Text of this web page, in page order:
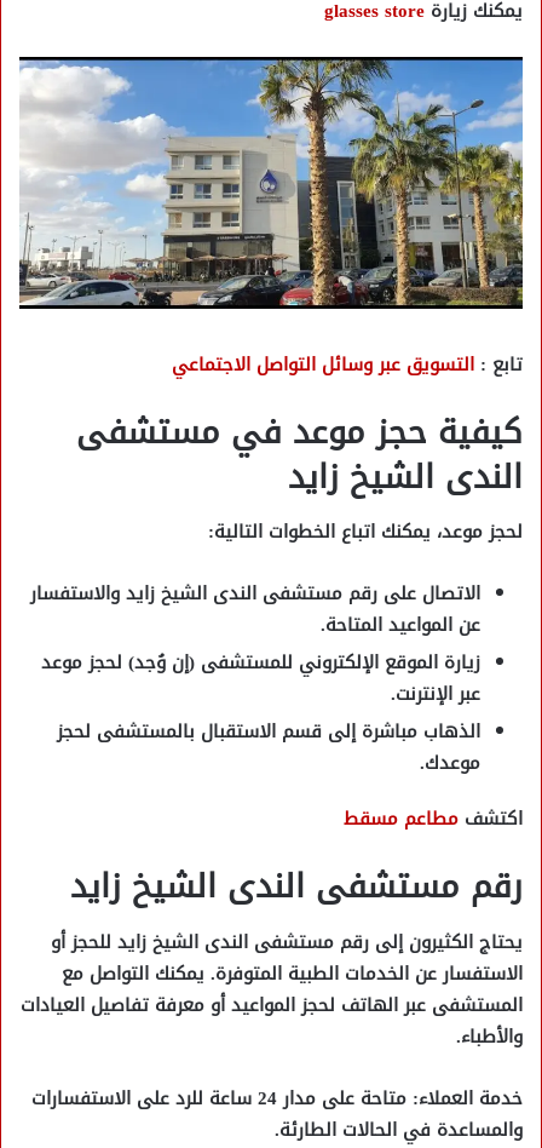
يمكنك زيارة glasses store
تابع : التسويق عبر وسائل التواصل الاجتماعي
كيفية حجز موعد في مستشفى
الندى الشيخ زايد
لحجز موعد، يمكنك اتباع الخطوات التالية:
الاتصال على رقم مستشفى الندى الشيخ زايدوالاستفسار
عن المواعيد المتاحة.
زيارة الموقع الإلكتروني للمستشفى (إن وُجد) لحجز موعد
عبر الإنترنت.
الذهاب مباشرة إلى قسم الاستقبال بالمستشفى لحجز
موعدك.
اكتشف مطاعم مسقط
رقم مستشفى الندى الشيخ زايد
يحتاج الكثيرون إلى رقم مستشفى الندى الشيخ زايد للحجز أو
الاستفسار عن الخدمات الطبية المتوفرة. يمكنك التواصل مع
المستشفى عبر الهاتف لحجز المواعيد أو معرفة تفاصيل العيادات
والأطباء.
خدمة العملاء
: متاحة على مدار 24 ساعة للرد على الاستفسارات
والمساعدة في الحالات الطارئة.